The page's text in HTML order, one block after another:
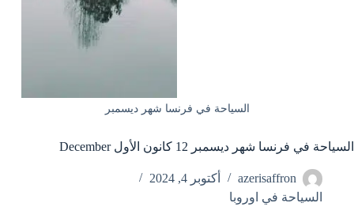
السياحة في فرنسا شهر ديسمبر
السياحة في فرنسا شهر ديسمبر 12 كانون الأول December
azerisaffron
أكتوبر 4, 2024
السياحة في اوروبا